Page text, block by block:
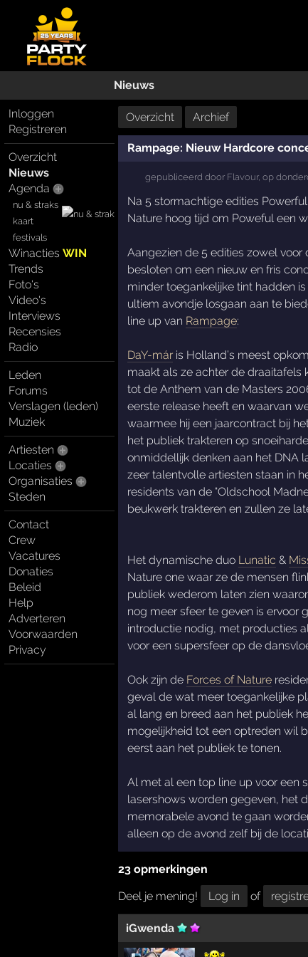
Nieuws
Inloggen
Registreren
Overzicht
Nieuws
Agenda
nu & straks
kaart
festivals
WinactiesWIN
Trends
Foto's
Video's
Interviews
Recensies
Radio
Leden
Forums
Verslagen (leden)
Muziek
Artiesten
Locaties
Organisaties
Steden
Contact
Crew
Vacatures
Donaties
Beleid
Help
Adverteren
Voorwaarden
Privacy
Overzicht Archief
Rampage: Nieuw Hardcore
gepubliceerd door Flavour, op
Na 5 stormachtige edities
Nature hoog tijd om Poweful een
Aangezien de 5 edities zowel
besloten om een nieuw en fris
minder toegankelijke tint hadden
ultiem avondje losgaan aan te
line up van Rampage:
DaY-máris Holland’s meest
maakt als ze achter de draaitafels
tot de Anthem van de Masters
eerste release heeft en waarvan
waarmee hij een jaarcontract bij
het publiek trakteren op
onmiddellijk denken aan het DNA
zeer talentvolle artiesten staan in
residents van de "Oldschool
beukwerk trakteren en zullen ze
Het dynamische duo Lunatic &
Nature one waar ze de mensen
publiek wederom laten zien
nog meer sfeer te geven is ervoor
introductie nodig, met producties
voor een supersfeer op de
Ook zijn de Forces of Nature
geval de wat meer toegankelijke
al lang en breed aan het publiek
mogelijkheid tot een optreden wil
eerst aan het publiek te tonen.
Al met al een top line up voor een
lasershows worden gegeven, het
memorabele avond te gaan
alleen op de avond zelf bij de
23 opmerkingen
Deel je mening!
Log in of
iGwenda